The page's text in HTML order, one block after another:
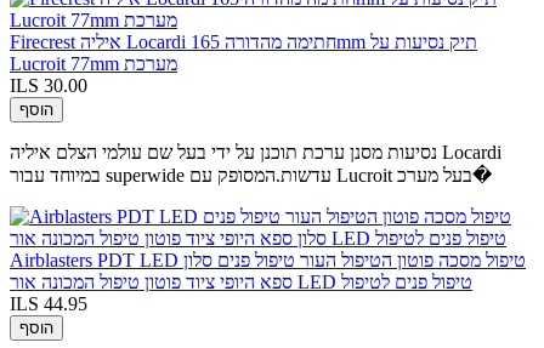
Firecrest איליה Locardi חתימה מהדורה 165mm תיק נסיעות על
Lucroit 77mm מערכת
ILS 30.00
הוסף
נסיעות מסנן ערכת תוכנן על ידי בעל שם עולמי הצלם איליה Locardi
במיוחד עבור superwide עדשות.המסופק עם Lucroit בעל מערכ�
Airblasters PDT LED טיפול מסכה פוטון הטיפול העור טיפול פנים סלון
ספא היופי ציוד פוטון טיפול המכונה אור LED טיפול פנים לטיפול
ILS 44.95
הוסף